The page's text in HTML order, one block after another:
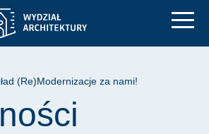
udany
(Re)Modernizacje za nami!